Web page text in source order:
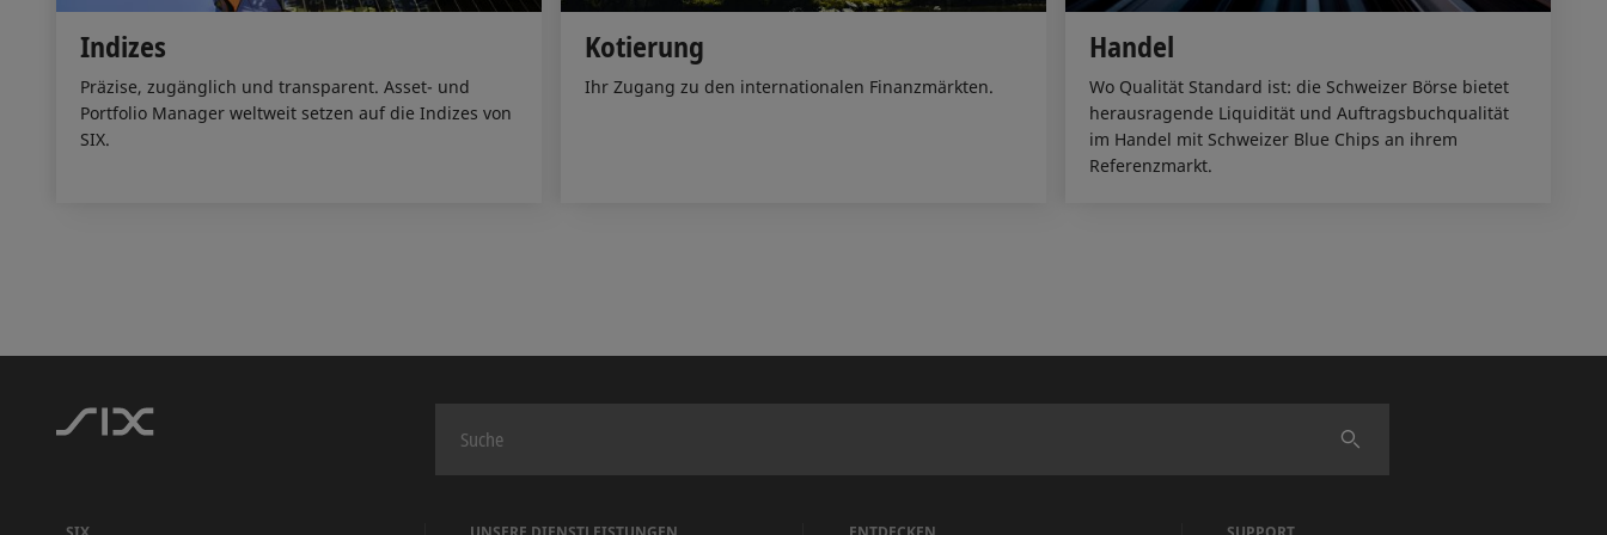
Indizes
Präzise, zugänglich und transparent. Asset- und
Portfolio Manager weltweit setzen auf die Indizes von
SIX.
Kotierung
Ihr Zugang zu den internationalen Finanzmärkten.
Handel
Wo Qualität Standard ist: die Schweizer Börse bietet
herausragende Liquidität und Auftragsbuchqualität
im Handel mit Schweizer Blue Chips an ihrem
Referenzmarkt.
Finden